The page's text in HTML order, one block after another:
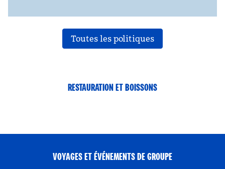
Toutes les politiques
RESTAURATION ET BOISSONS
VOYAGES ET ÉVÉNEMENTS DE GROUPE